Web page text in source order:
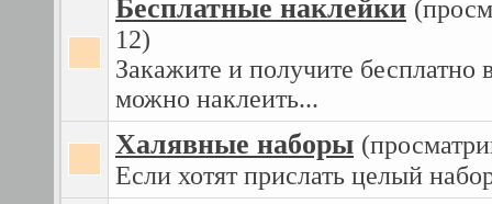
Бесплатные наклейки
12)
Закажите и получите бесплатно
можно наклеить...
Халявные наборы
Если хотят прислать целый